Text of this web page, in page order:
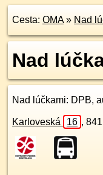
Cesta: OMA» Nad
Nad
Nad lúčkami: DPB,
Karloveská 16 ,